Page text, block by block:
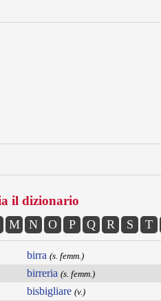
il dizionario
M N O P Q R S T
birra (s. femm.)
birreria (s. femm.)
bisbigliare (v.)